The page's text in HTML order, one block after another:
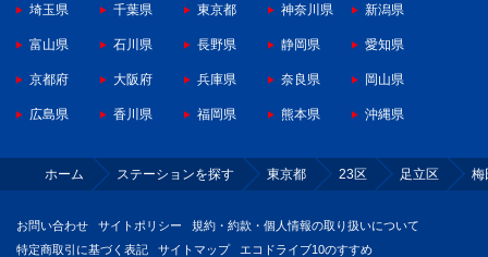
埼玉県 千葉県 東京都 神奈川県 新潟県
富山県 石川県 長野県 静岡県 愛知県
京都府 大阪府 兵庫県 奈良県 岡山県
広島県 香川県 福岡県 熊本県 沖縄県
ホーム ステーションを探す 東京都 23区 足立区 梅
お問い合わせ サイトポリシー
規約・約款・個人情報の取り扱いについて
特定商取引に基づく表記
サイトマップ エコドライブ10のすすめ